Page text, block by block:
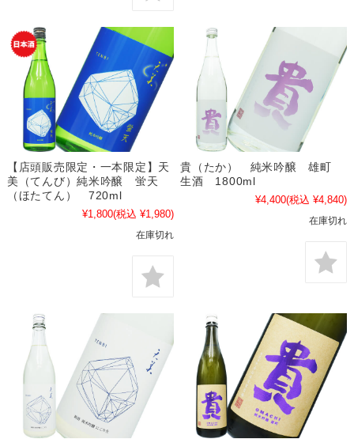
【店頭販売限定・一本限定】天
美（てんび）純米吟醸 蛍天
（ほたてん） 720ml
¥1,800(税込 ¥1,980)
在庫切れ
貴（たか） 純米吟醸 雄町
生酒 1800ml
¥4,400(税込 ¥4,840)
在庫切れ